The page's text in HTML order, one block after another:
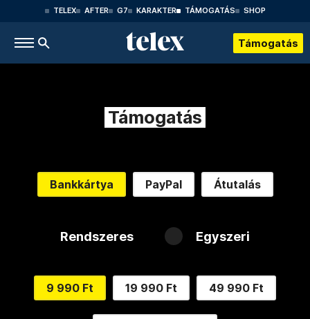
TELEX AFTER G7 KARAKTER TÁMOGATÁS SHOP
Támogatás
Támogatás
Bankkártya PayPal Átutalás
Rendszeres Egyszeri
9 990 Ft 19 990 Ft 49 990 Ft